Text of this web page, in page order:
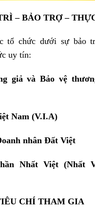
– BẢO TRỢ –
tổ chức dưới sự bảo
uy tín:
giả và Bảo vệ
Nam (V.I.A)
nhân Đất Việt
Nhất Việt (Nhất
CHÍ THAM GIA